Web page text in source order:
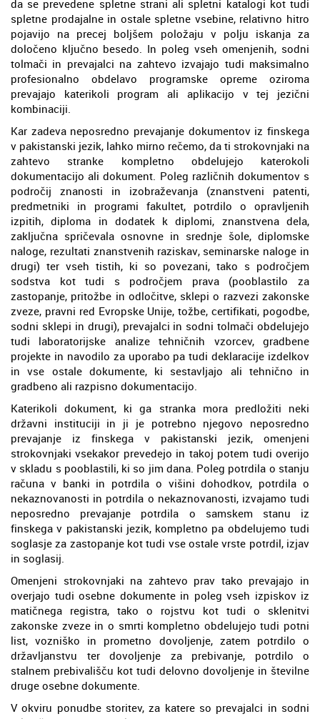
da se prevedene spletne strani ali spletni katalogi kot tudi
spletne prodajalne in ostale spletne vsebine, relativno hitro
pojavijo na precej boljšem položaju v polju iskanja za
določeno ključno besedo. In poleg vseh omenjenih, sodni
tolmači in prevajalci na zahtevo izvajajo tudi maksimalno
profesionalno obdelavo programske opreme oziroma
prevajajo katerikoli program ali aplikacijo v tej jezični
kombinaciji.
Kar zadeva neposredno prevajanje dokumentov iz finskega
v pakistanski jezik, lahko mirno rečemo, da ti strokovnjaki na
zahtevo stranke kompletno obdelujejo katerokoli
dokumentacijo ali dokument. Poleg različnih dokumentov s
področij znanosti in izobraževanja (znanstveni patenti,
predmetniki in programi fakultet, potrdilo o opravljenih
izpitih, diploma in dodatek k diplomi, znanstvena dela,
zaključna spričevala osnovne in srednje šole, diplomske
naloge, rezultati znanstvenih raziskav, seminarske naloge in
drugi) ter vseh tistih, ki so povezani, tako s področjem
sodstva kot tudi s področjem prava (pooblastilo za
zastopanje, pritožbe in odločitve, sklepi o razvezi zakonske
zveze, pravni red Evropske Unije, tožbe, certifikati, pogodbe,
sodni sklepi in drugi), prevajalci in sodni tolmači obdelujejo
tudi laboratorijske analize tehničnih vzorcev, gradbene
projekte in navodilo za uporabo pa tudi deklaracije izdelkov
in vse ostale dokumente, ki sestavljajo ali tehnično in
gradbeno ali razpisno dokumentacijo.
Katerikoli dokument, ki ga stranka mora predložiti neki
državni instituciji in ji je potrebno njegovo neposredno
prevajanje iz finskega v pakistanski jezik, omenjeni
strokovnjaki vsekakor prevedejo in takoj potem tudi overijo
v skladu s pooblastili, ki so jim dana. Poleg potrdila o stanju
računa v banki in potrdila o višini dohodkov, potrdila o
nekaznovanosti in potrdila o nekaznovanosti, izvajamo tudi
neposredno prevajanje potrdila o samskem stanu iz
finskega v pakistanski jezik, kompletno pa obdelujemo tudi
soglasje za zastopanje kot tudi vse ostale vrste potrdil, izjav
in soglasij.
Omenjeni strokovnjaki na zahtevo prav tako prevajajo in
overjajo tudi osebne dokumente in poleg vseh izpiskov iz
matičnega registra, tako o rojstvu kot tudi o sklenitvi
zakonske zveze in o smrti kompletno obdelujejo tudi potni
list, vozniško in prometno dovoljenje, zatem potrdilo o
državljanstvu ter dovoljenje za prebivanje, potrdilo o
stalnem prebivališču kot tudi delovno dovoljenje in številne
druge osebne dokumente.
V okviru ponudbe storitev, za katere so prevajalci in sodni